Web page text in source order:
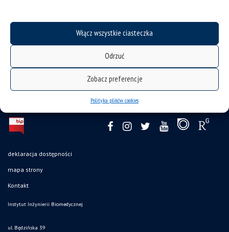
Włącz wszystkie ciasteczka
Odrzuć
Zobacz preferencje
Polityka plików cookies
deklaracja dostępności
mapa strony
Kontakt
Instytut Inżynierii Biomedycznej
ul. Będzińska 39